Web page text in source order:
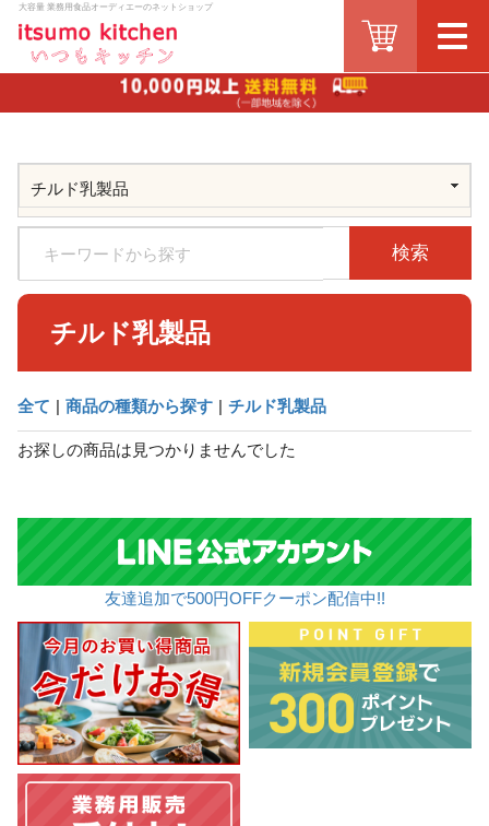
大容量 業務用食品オーディエーのネットショップ
検索
チルド乳製品
全て | 商品の種類から探す | チルド乳製品
お探しの商品は見つかりませんでした
友達追加で500円OFFクーポン配信中!!